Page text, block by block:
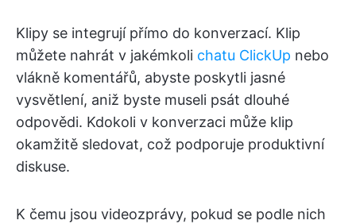
Klipy se integrují přímo do konverzací. Klip
můžete nahrát v jakémkoli chatu ClickUp nebo
vlákně komentářů, abyste poskytli jasné
vysvětlení, aniž byste museli psát dlouhé
odpovědi. Kdokoli v konverzaci může klip
okamžitě sledovat, což podporuje produktivní
diskuse.
K čemu jsou videozprávy, pokud se podle nich